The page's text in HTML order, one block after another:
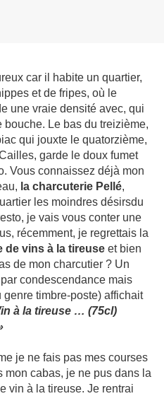
car il habite un quartier,
et de fripes, où le
une vraie densité avec, qui
Le bas du treizième,
qui jouxte le quatorzième,
garde le doux fumet
Vous connaissez déjà mon
la charcuterie Pellé,
les moindres désirsdu
je vais vous conter une
récemment, je regrettais la
de vins à la tireuse et bien
de mon charcutier ? Un
condescendance mais
timbre-poste) affichait
à la tireuse … (75cl)
je ne fais pas mes courses
cabas, je ne pus dans la
vin à la tireuse. Je rentrai